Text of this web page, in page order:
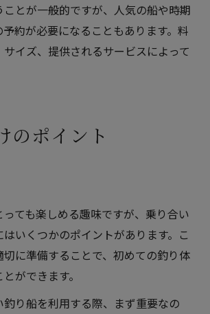
ことが一般的ですが、人気の船や時期
約が必要になることもあります。料
イズ、提供されるサービスによって
のポイント
ても楽しめる趣味ですが、乗り合い
いくつかのポイントがあります。こ
に準備することで、初めての釣り体
ができます。
り船を利用する際、まず重要なの